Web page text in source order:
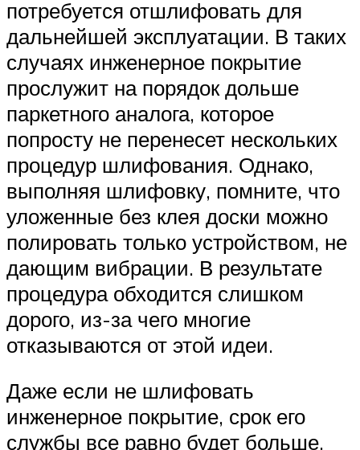
потребуется отшлифовать для
дальнейшей эксплуатации. В таких
случаях инженерное покрытие
прослужит на порядок дольше
паркетного аналога, которое
попросту не перенесет нескольких
процедур шлифования. Однако,
выполняя шлифовку, помните, что
уложенные без клея доски можно
полировать только устройством, не
дающим вибрации. В результате
процедура обходится слишком
дорого, из-за чего многие
отказываются от этой идеи.
Даже если не шлифовать
инженерное покрытие, срок его
службы все равно будет больше,